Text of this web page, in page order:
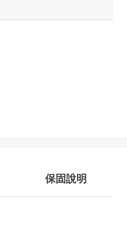
保固說明